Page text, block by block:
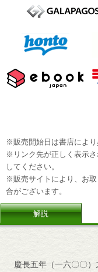
※販売開始日は書店により
※リンク先が正しく表示
してください。
※販売サイトにより、お
合がございます。
解説
慶長五年（一六〇〇